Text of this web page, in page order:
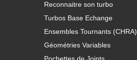
Reconnaitre son turbo
Turbos Base Echange
Ensembles Tournants (CHRA)
Géométries Variables